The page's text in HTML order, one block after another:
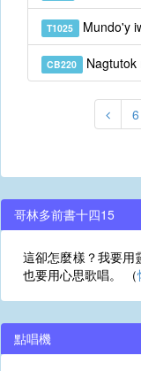
T1025 Mundo'y
CB220 Nagtutok
6
哥林多前書十四15
這卻怎麼樣？我要用
也要用心思歌唱。 （
點唱機